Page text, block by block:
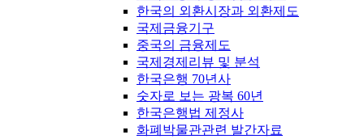
한국의 외환시장과 외환제도
국제금융기구
중국의 금융제도
국제경제리뷰 및 분석
한국은행 70년사
숫자로 보는 광복 60년
한국은행법 제정사
화폐박물관관련 발간자료